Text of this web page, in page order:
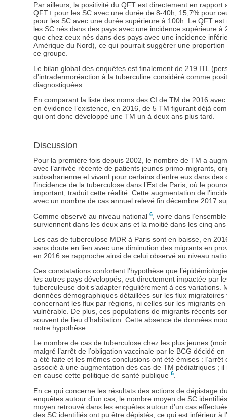
Par ailleurs, la positivité du QFT est directement en
QFT+ pour les SC avec une durée de 8-40h, 15,7% pour
pour les SC avec une durée supérieure à 100h. Le QFT
les SC nés dans des pays avec une incidence supérieure à
que chez ceux nés dans des pays avec une incidence
Amérique du Nord), ce qui pourrait suggérer une
ce groupe.
Le bilan global des enquêtes est finalement de 219 ITL
d’intradermoréaction à la tuberculine considéré comme
diagnostiquées.
En comparant la liste des noms des CI de TM de 2016
en évidence l’existence, en 2016, de 5 TM figurant déjà
qui ont donc développé une TM un à deux ans plus tard.
Discussion
Pour la première fois depuis 2002, le nombre de TM a
avec l’arrivée récente de patients jeunes primo-migrants,
subsaharienne et vivant pour certains d’entre eux dans
l’incidence de la tuberculose dans l’Est de Paris, où le
important, traduit cette réalité. Cette augmentation de
avec un nombre de cas annuel relevé fin décembre 2017
Comme observé au niveau national 6, voire dans
surviennent dans les deux ans et la moitié dans les cinq
Les cas de tuberculose MDR à Paris sont en baisse, en
sans doute en lien avec une diminution des migrants en
en 2016 se rapproche ainsi de celui observé au niveau
Ces constatations confortent l’hypothèse que
les autres pays développés, est directement impactée par
tuberculeuse doit s’adapter régulièrement à ces
données démographiques détaillées sur les flux
concernant les flux par régions, ni celles sur les migrants
vulnérable. De plus, ces populations de migrants récents
souvent de lieu d’habitation. Cette absence de données
notre hypothèse.
Le nombre de cas de tuberculose chez les plus jeunes
malgré l’arrêt de l’obligation vaccinale par le BCG décidé
a été faite et les mêmes conclusions ont été émises : l’arrêt
associé à une augmentation des cas de TM pédiatriques ; il
en cause cette politique de santé publique 6.
En ce qui concerne les résultats des actions de dépistage
enquêtes autour d’un cas, le nombre moyen de SC
moyen retrouvé dans les enquêtes autour d’un cas
des SC identifiés ont pu être dépistés, ce qui est inférieur à